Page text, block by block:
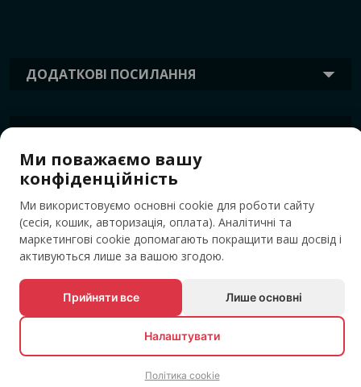
ДОДАТКОВІ ПОСИЛАННЯ
ІНФОРМАЦІЯ
ТЕГИ
© Усі права захищені EVENTBOOK SRL.
Ми поважаємо вашу
конфіденційність
Ми використовуємо основні cookie для роботи сайту
(сесія, кошик, авторизація, оплата). Аналітичні та
маркетингові cookie допомагають покращити ваш досвід і
активуються лише за вашою згодою.
Прийняти все Лише основні
Налаштувати
Політика cookie